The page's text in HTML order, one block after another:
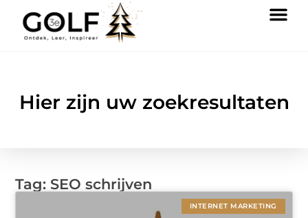
Hier zijn uw zoekresultaten
Tag: SEO schrijven
INTERNET MARKETING